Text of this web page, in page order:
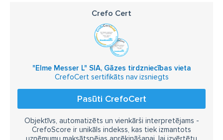
Crefo Cert
"Elme Messer L" SIA, Gāzes tirdzniecības vieta
CrefoCert sertifikāts nav izsniegts
Pasūti CrefoCert
Objektīvs, automatizēts un vienkārši interpretējams -
CrefoScore ir unikāls indekss, kas tiek izmantots